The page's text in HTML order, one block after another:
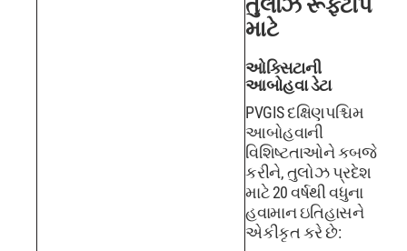
તુલોઝ રૂફટોપ
માટે
ઓક્સિટાની
આબોહવા ડેટા
PVGIS દક્ષિણપશ્ચિમ
આબોહવાની
વિશિષ્ટતાઓને કબજે
કરીને, તુલોઝ પ્રદેશ
માટે 20 વર્ષથી વધુના
હવામાન ઇતિહાસને
એકીકૃત કરે છે: